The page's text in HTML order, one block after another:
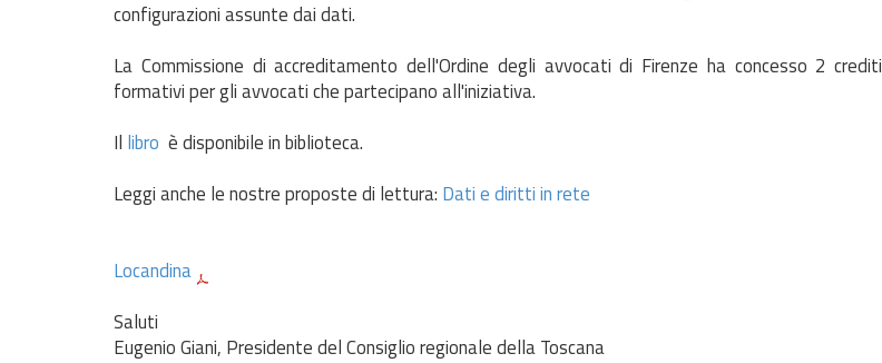
configurazioni assunte dai dati.
La Commissione di accreditamento dell'Ordine degli avvocati di Firenze ha concesso 2 crediti
formativi per gli avvocati che partecipano all'iniziativa.
Il libro è disponibile in biblioteca.
Leggi anche le nostre proposte di lettura: Dati e diritti in rete
Locandina
Saluti
Eugenio Giani, Presidente del Consiglio regionale della Toscana